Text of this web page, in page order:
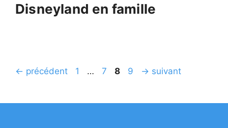
Disneyland en famille
← précédent Page
1 … Page
7 Page
8 Page
9 → suivant